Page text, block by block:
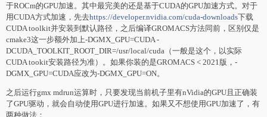
于ROCm的GPU加速。其中最完美的还是基于CUDA的GPU加速方式。对于
用CUDA方式加速，先去https://developer.nvidia.com/cuda-downloads下载
CUDA toolkit并安装到默认路径，之后编译GROMACS方法同前，区别仅是
cmake3这一步额外加上-DGMX_GPU=CUDA -
DCUDA_TOOLKIT_ROOT_DIR=/usr/local/cuda（一般是这个，以实际
CUDA tookit安装路径为准）。如果你装的是GROMACS < 2021版，-
DGMX_GPU=CUDA应改为-DGMX_GPU=ON。
之后运行gmx mdrun运算时，只要发现当前机子里有nVidia的GPU且正确装
了GPU驱动，就会自动使用GPU进行加速。如果又不想使用GPU加速了，有
两种做法：